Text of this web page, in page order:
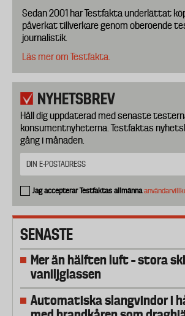
Sedan 2001 har Testfakta underlättat
påverkat tillverkare genom oberoende
journalistik.
Läs mer om Testfakta.
NYHETSBREV
Håll dig uppdaterad med senaste
konsumentnyheterna. Testfaktas
gång i månaden.
Jag accepterar Testfaktas allmänna
SENASTE
Mer än hälften luft – stora
vaniljglassen
Automatiska slangvindor i